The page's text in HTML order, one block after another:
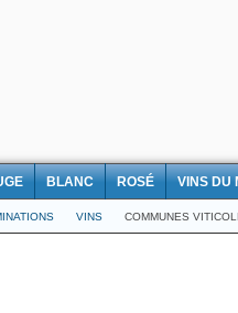
BLANC ROSÉ VINS DU
VINS COMMUNES